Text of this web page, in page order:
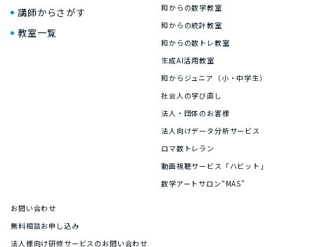
講師からさがす
教室一覧
和からの数学教室
和からの統計教室
和からの数トレ教室
生成AI活用教室
和からジュニア（小・中学生）
社会人の学び直し
法人・団体のお客様
法人向けデータ分析サービス
ロマ数トレラン
動画視聴サービス「ハビット」
数学アートサロン“MAS”
お問い合わせ
無料相談お申し込み
法人様向け研修サービスのお問い合わせ